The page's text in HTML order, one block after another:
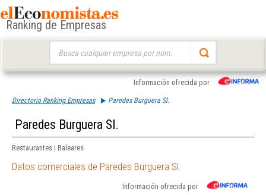
Ranking de Empresas
Información ofrecida por
Directorio Ranking Empresas Paredes Burguera Sl.
Paredes Burguera Sl.
Restaurantes | Baleares
Datos comerciales de Paredes Burguera Sl.
Información ofrecida por